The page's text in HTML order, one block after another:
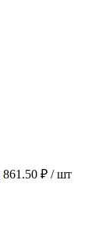
861.50 ₽ / шт